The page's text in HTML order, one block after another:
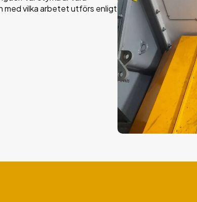
med vilka arbetet utförs enligt